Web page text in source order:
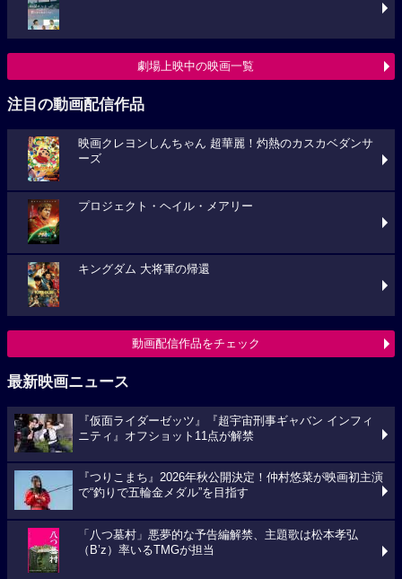
劇場上映中の映画一覧
注目の動画配信作品
映画クレヨンしんちゃん 超華麗！灼熱のカスカベダンサ
ーズ
プロジェクト・ヘイル・メアリー
キングダム 大将軍の帰還
動画配信作品をチェック
最新映画ニュース
『仮面ライダーゼッツ』『超宇宙刑事ギャバン インフィ
ニティ』オフショット11点が解禁
『つりこまち』2026年秋公開決定！仲村悠菜が映画初主演
で“釣りで五輪金メダル”を目指す
「八つ墓村」悪夢的な予告編解禁、主題歌は松本孝弘
（B’z）率いるTMGが担当